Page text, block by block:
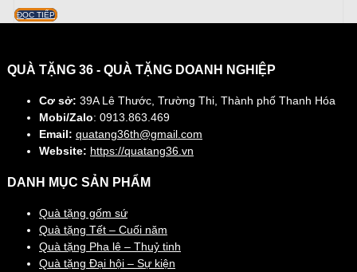
ĐỌC TIẾP
QUÀ TẶNG 36 - QUÀ TẶNG DOANH NGHIỆP
Cơ sở: 39A Lê Thước, Trường Thi, Thành phố Thanh Hóa
Mobi/Zalo: 0913.863.469
Email: quatang36th@gmail.com
Website: https://quatang36.vn
DANH MỤC SẢN PHẨM
Quà tặng gốm sứ
Quà tặng Tết – Cuối năm
Quà tặng Pha lê – Thuỷ tinh
Quà tặng Đại hội – Sự kiện